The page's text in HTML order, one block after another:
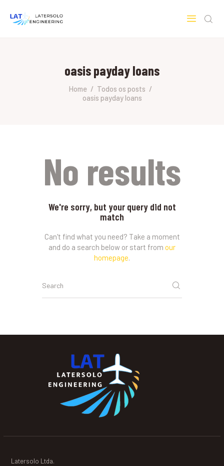
oasis payday loans
Home
Todos os posts
oasis payday loans
SOBRE A LATERSOLO
ENGINEERING
No results
We're sorry, but your query did not
match
Can't find what you need? Take a moment
and do a search below or start from our
homepage.
Latersolo Ltda.